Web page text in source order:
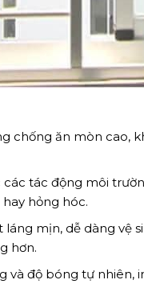
chống ăn mòn cao,
tác động môi
hỏng hóc.
mịn, dễ dàng vệ
hơn.
và độ bóng tự nhiên,